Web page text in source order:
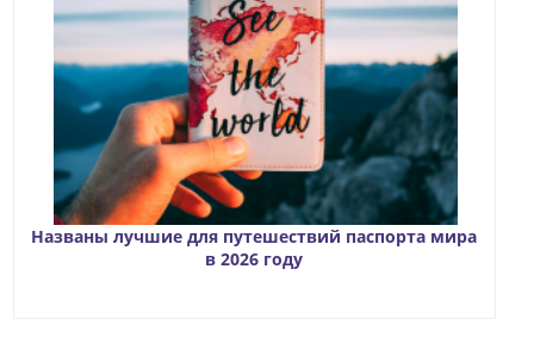
Названы лучшие для путешествий паспорта мира
в 2026 году